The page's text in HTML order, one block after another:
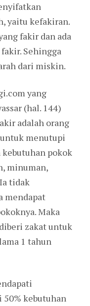
yaitu kefakiran.
fakir dan ada
Sehingga
dari miskin.
yang
(hal. 144)
adalah orang
menutupi
pokok
minuman,
tidak
mendapat
Maka
zakat untuk
1 tahun
kebutuhan